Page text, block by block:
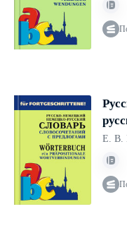
Е. В.